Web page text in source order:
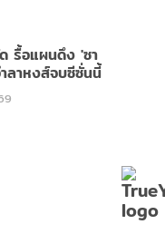
รื้อแผนดึง 'ซา
ลาหงส์จบซีซั่นนี้